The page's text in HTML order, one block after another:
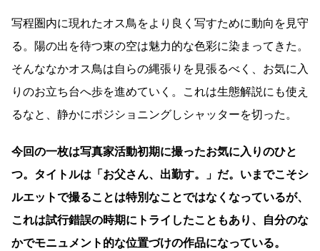
写程圏内に現れたオス鳥をより良く写すために動向を見守
る。陽の出を待つ東の空は魅力的な色彩に染まってきた。
そんななかオス鳥は自らの縄張りを見張るべく、お気に入
りのお立ち台へ歩を進めていく。これは生態解説にも使え
るなと、静かにポジショニングしシャッターを切った。
今回の一枚は写真家活動初期に撮ったお気に入りのひと
つ。タイトルは「お父さん、出勤す。」だ。いまでこそシ
ルエットで撮ることは特別なことではなくなっているが、
これは試行錯誤の時期にトライしたこともあり、自分のな
かでモニュメント的な位置づけの作品になっている。